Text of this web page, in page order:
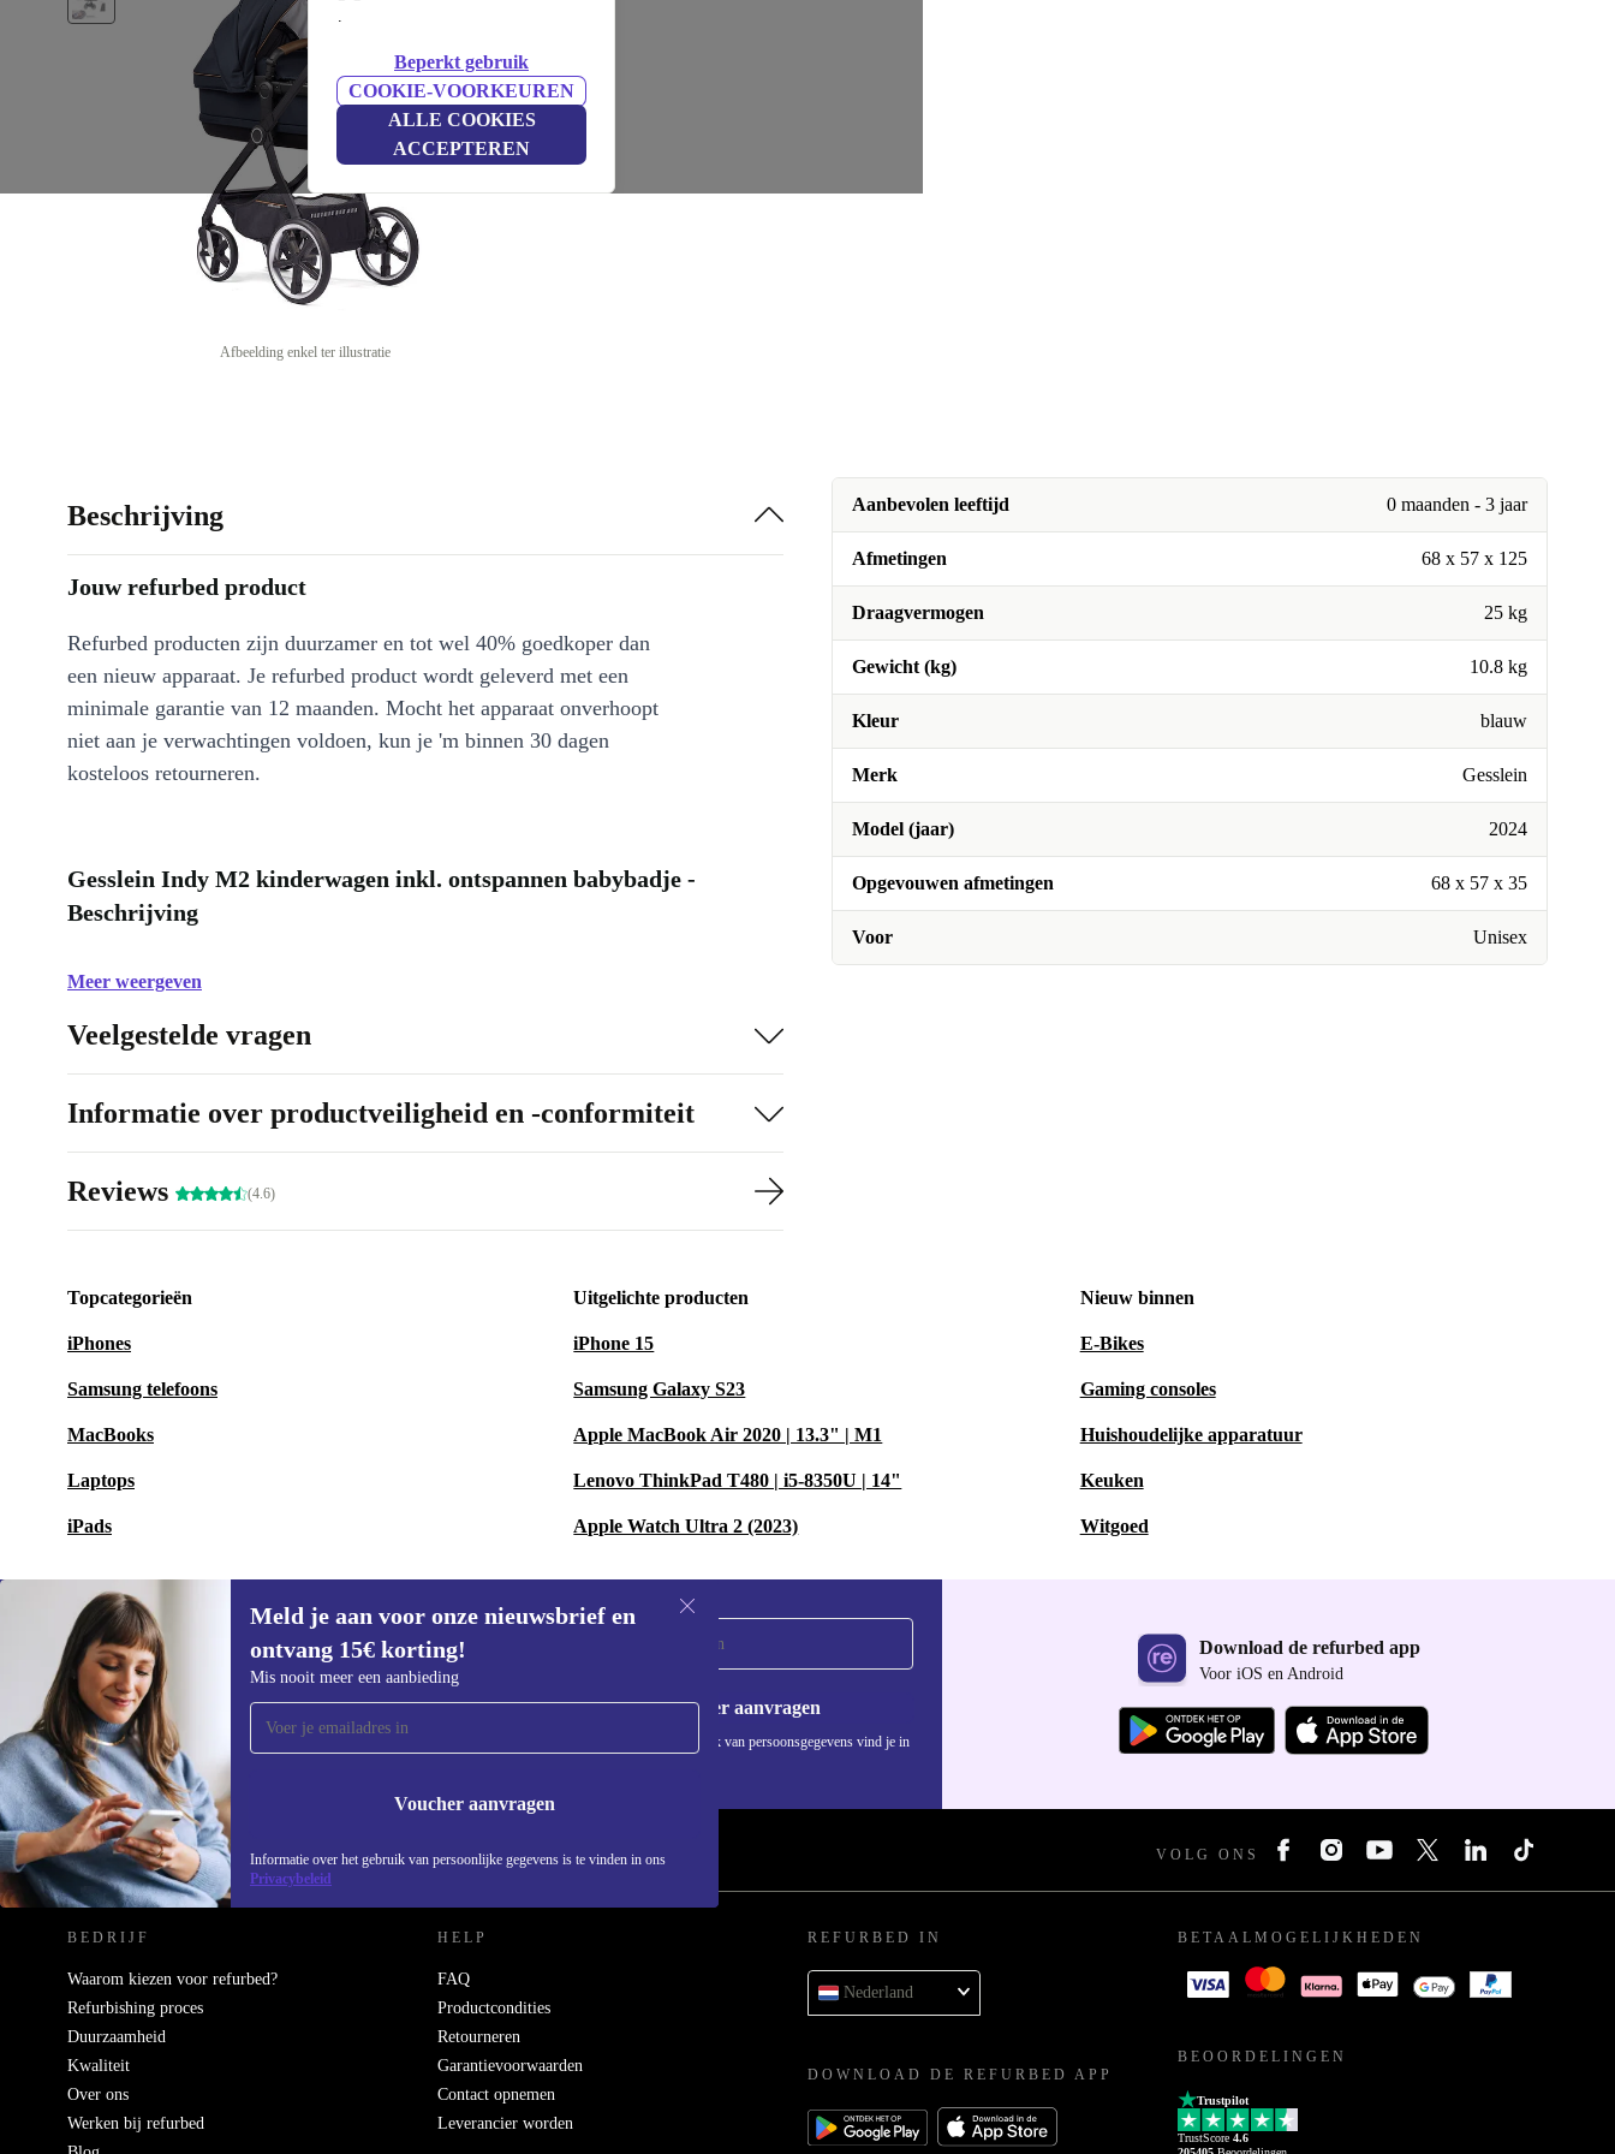
.
Beperkt gebruik
COOKIE-VOORKEUREN
ALLE COOKIES
ACCEPTEREN
Afbeelding enkel ter illustratie
Aanbevolen leeftijd 0 maanden - 3 jaar
Afmetingen 68 x 57 x 125
Draagvermogen 25 kg
Gewicht (kg) 10.8 kg
Kleur blauw
Merk Gesslein
Model (jaar) 2024
Opgevouwen afmetingen 68 x 57 x 35
Voor Unisex
Beschrijving
Jouw refurbed product
Refurbed producten zijn duurzamer en tot wel 40% goedkoper dan
een nieuw apparaat. Je refurbed product wordt geleverd met een
minimale garantie van 12 maanden. Mocht het apparaat onverhoopt
niet aan je verwachtingen voldoen, kun je 'm binnen 30 dagen
kosteloos retourneren.
Gesslein Indy M2 kinderwagen inkl. ontspannen babybadje -
Beschrijving
Meer weergeven
Veelgestelde vragen
Informatie over productveiligheid en -conformiteit
Reviews (4.6)
Topcategorieën
iPhones
Samsung telefoons
MacBooks
Laptops
iPads
Uitgelichte producten
iPhone 15
Samsung Galaxy S23
Apple MacBook Air 2020 | 13.3" | M1
Lenovo ThinkPad T480 | i5-8350U | 14"
Apple Watch Ultra 2 (2023)
Nieuw binnen
E-Bikes
Gaming consoles
Huishoudelijke apparatuur
Keuken
Witgoed
Meld je aan voor onze nieuwsbrief en
ontvang 15€ korting!
Mis nooit meer een aanbieding
Voucher aanvragen
Informatie over het gebruik van persoonlijke gegevens is te vinden in ons
Privacybeleid
Meld je aan voor onze nieuwsbrief en
ontvang €15 korting!
Mis nooit meer een aanbieding.
Voucher aanvragen
Informatie over het gebruik van persoonsgegevens vind je in
Download de refurbed app
Voor iOS en Android
REFURBED NEDERLAND - RETHINK NEW. VOLG ONS
BEDRIJF
Waarom kiezen voor refurbed?
Refurbishing proces
Duurzaamheid
Kwaliteit
Over ons
Werken bij refurbed
HELP
FAQ
Productcondities
Retourneren
Garantievoorwaarden
Contact opnemen
Leverancier worden
REFURBED IN
Nederland
DOWNLOAD DE REFURBED APP
BETAALMOGELIJKHEDEN
BEOORDELINGEN
Trustpilot
TrustScore 4.6